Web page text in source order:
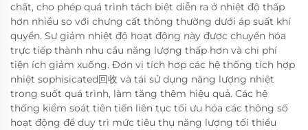
chất, cho phép quá trình tách biệt diễn ra ở nhiệt độ thấp
hơn nhiều so với chưng cất thông thường dưới áp suất khí
quyển. Sự giảm nhiệt độ hoạt động này được chuyển hóa
trực tiếp thành nhu cầu năng lượng thấp hơn và chi phí
tiện ích giảm xuống. Đơn vị tích hợp các hệ thống tích hợp
nhiệt sophisicated回收 và tái sử dụng năng lượng nhiệt
trong suốt quá trình, làm tăng thêm hiệu quả. Các hệ
thống kiểm soát tiên tiến liên tục tối ưu hóa các thông số
hoạt động để duy trì mức tiêu thụ năng lượng tối thiểu